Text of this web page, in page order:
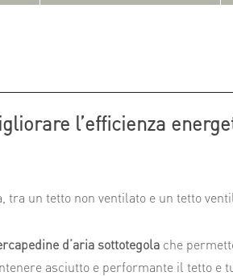
l’efficienza
tra un tetto non ventilato e un tetto
d’aria sottotegola che
asciutto e performante il tetto